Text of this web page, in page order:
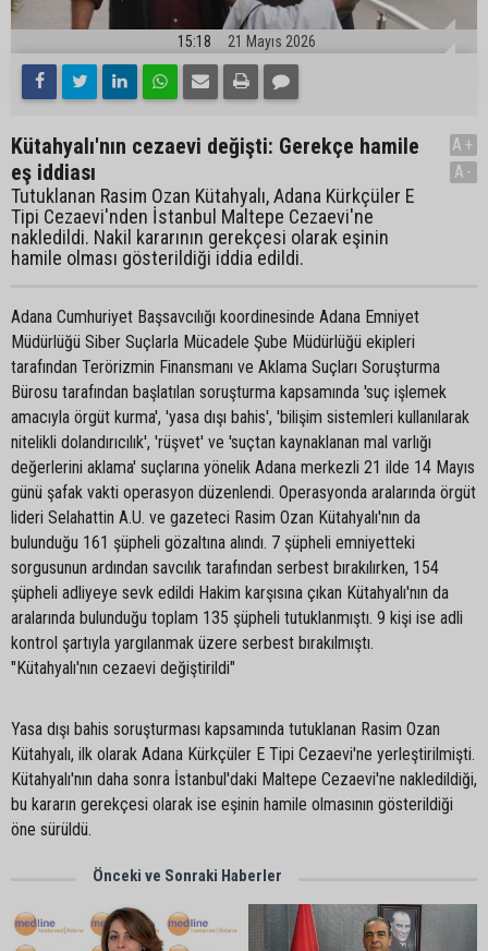
15:18 21 Mayıs 2026
Kütahyalı'nın cezaevi değişti: Gerekçe hamile
eş iddiası
Tutuklanan Rasim Ozan Kütahyalı, Adana Kürkçüler E
Tipi Cezaevi'nden İstanbul Maltepe Cezaevi'ne
nakledildi. Nakil kararının gerekçesi olarak eşinin
hamile olması gösterildiği iddia edildi.
A+
A-
Adana Cumhuriyet Başsavcılığı koordinesinde Adana Emniyet
Müdürlüğü Siber Suçlarla Mücadele Şube Müdürlüğü ekipleri
tarafından Terörizmin Finansmanı ve Aklama Suçları Soruşturma
Bürosu tarafından başlatılan soruşturma kapsamında 'suç işlemek
amacıyla örgüt kurma', 'yasa dışı bahis', 'bilişim sistemleri kullanılarak
nitelikli dolandırıcılık', 'rüşvet' ve 'suçtan kaynaklanan mal varlığı
değerlerini aklama' suçlarına yönelik Adana merkezli 21 ilde 14 Mayıs
günü şafak vakti operasyon düzenlendi. Operasyonda aralarında örgüt
lideri Selahattin A.U. ve gazeteci Rasim Ozan Kütahyalı'nın da
bulunduğu 161 şüpheli gözaltına alındı. 7 şüpheli emniyetteki
sorgusunun ardından savcılık tarafından serbest bırakılırken, 154
şüpheli adliyeye sevk edildi Hakim karşısına çıkan Kütahyalı'nın da
aralarında bulunduğu toplam 135 şüpheli tutuklanmıştı. 9 kişi ise adli
kontrol şartıyla yargılanmak üzere serbest bırakılmıştı.
"Kütahyalı'nın cezaevi değiştirildi"
Yasa dışı bahis soruşturması kapsamında tutuklanan Rasim Ozan
Kütahyalı, ilk olarak Adana Kürkçüler E Tipi Cezaevi'ne yerleştirilmişti.
Kütahyalı'nın daha sonra İstanbul'daki Maltepe Cezaevi'ne nakledildiği,
bu kararın gerekçesi olarak ise eşinin hamile olmasının gösterildiği
öne sürüldü.
Önceki ve Sonraki Haberler